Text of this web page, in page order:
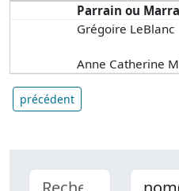
Parrain ou
Grégoire LeBlanc
Anne Catherine
précédent